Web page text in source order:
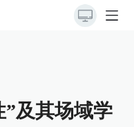
”及其场域学